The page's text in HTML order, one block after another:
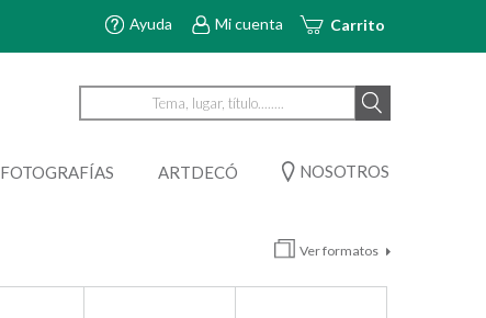
Carrito
Mi cuenta
Ayuda
NOSOTROS
ARTDECÓ
FOTOGRAFÍAS
Ver formatos